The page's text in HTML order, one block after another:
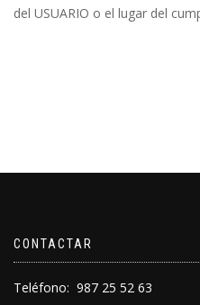
del USUARIO o el lugar del
CONTACTAR
Teléfono: 987 25 52 63